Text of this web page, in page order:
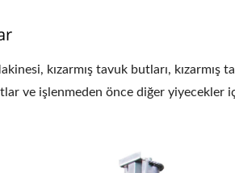
kızarmış tavuk butları, kızarmış
ve işlenmeden önce diğer yiyecekler
Filtresi